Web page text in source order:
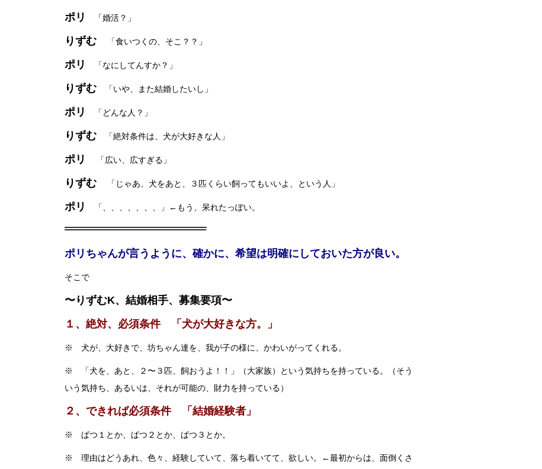
ポリ
「婚活？」
りずむ 「食いつくの、そこ？？」
ポリ 「なにしてんすか？」
りずむ 「いや、また結婚したいし」
ポリ 「どんな人？」
りずむ 「絶対条件は、犬が大好きな人」
ポリ 「広い、広すぎる」
りずむ 「じゃあ、犬をあと、３匹くらい飼ってもいいよ、という人」
ポリ 「、、、、、、、」←もう、呆れたっぽい。
ポリちゃんが言うように、確かに、希望は明確にしておいた方が良い。
そこで
〜りずむK、結婚相手、募集要項〜
１、絶対、必須条件 「犬が大好きな方。」
※ 犬が、大好きで、坊ちゃん達を、我が子の様に、かわいがってくれる。
※ 「犬を、あと、２〜３匹、飼おうよ！！」（大家族）という気持ちを持っている。（そう
いう気持ち、あるいは、それが可能の、財力を持っている）
２、できれば必須条件 「結婚経験者」
※ ばつ１とか、ばつ２とか、ばつ３とか。
※ 理由はどうあれ、色々、経験していて、落ち着いてて、欲しい。←最初からは、面倒くさ